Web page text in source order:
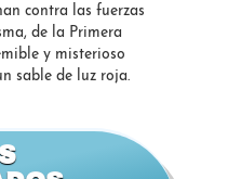
contra las fuerzas
de la Primera
y misterioso
sable de luz roja.